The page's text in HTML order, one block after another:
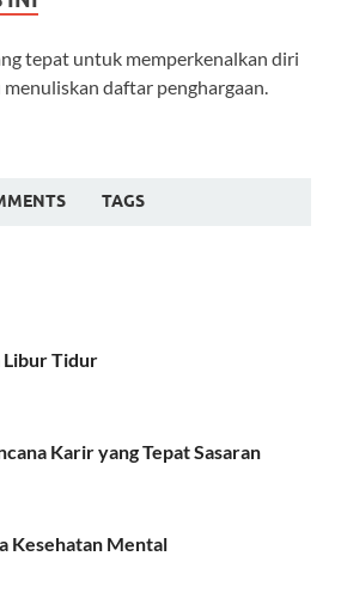
tepat untuk memperkenalkan diri
daftar penghargaan.
TAGS
Libur Tidur
Karir yang Tepat Sasaran
Kesehatan Mental